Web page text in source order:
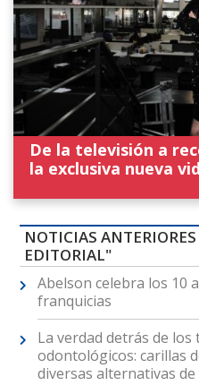
De la televisión a
la exclusiva nueva
NOTICIAS
EDITORIAL"
Abelson celebra los 10
franquicias
La verdad detrás de
odontológicos: carillas
diversas alternativas